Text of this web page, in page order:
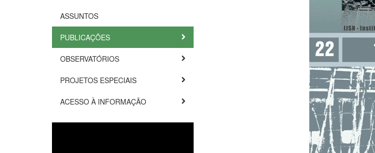
ASSUNTOS
PUBLICAÇÕES
OBSERVATÓRIOS
PROJETOS ESPECIAIS
ACESSO À INFORMAÇÃO